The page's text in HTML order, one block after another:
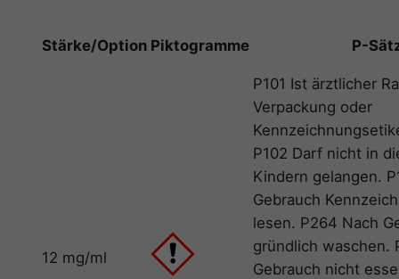
Stärke/Option Piktogramme P-
12 mg/ml
P101 Ist ärztlicher
Verpackung oder
P102 Darf nicht in
Kindern gelangen.
Gebrauch
lesen. P264 Nach
gründlich waschen.
Gebrauch nicht